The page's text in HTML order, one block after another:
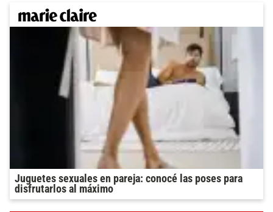
Juguetes sexuales en pareja: conocé las poses para
disfrutarlos al máximo